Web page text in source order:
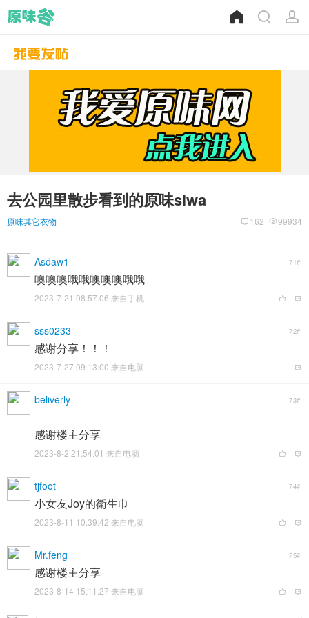
去公园里散步看到的原味siwa
原味其它衣物 99934
162
Asdaw1 71#
噢噢噢哦哦噢噢噢哦哦
2023-7-21 08:57:06 来自手机
sss0233 72#
感谢分享！！！
2023-7-27 09:13:00 来自电脑
beliverly 73#
感谢楼主分享
2023-8-2 21:54:01 来自电脑
tjfoot 74#
小女友Joy的衛生巾
2023-8-11 10:39:42 来自电脑
Mr.feng 75#
感谢楼主分享
2023-8-14 15:11:27 来自电脑